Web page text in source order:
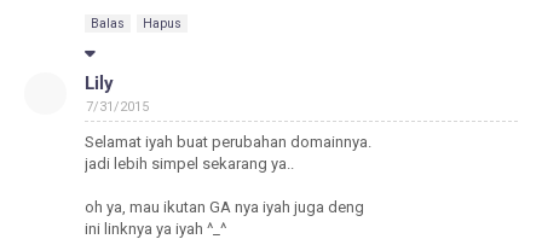
Balas Hapus
Lily
7/31/2015
Selamat iyah buat perubahan domainnya.
jadi lebih simpel sekarang ya..
oh ya, mau ikutan GA nya iyah juga deng
ini linknya ya iyah ^_^